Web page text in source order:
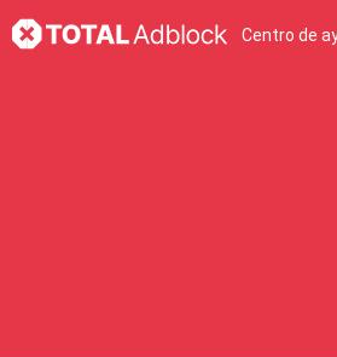
Centro de